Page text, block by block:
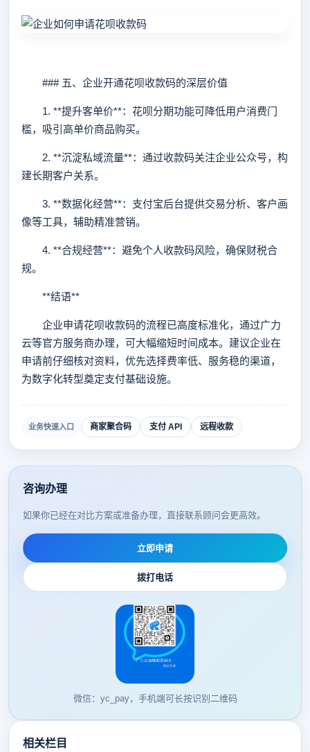
### 五、企业开通花呗收款码的深层价值
1. **提升客单价**：花呗分期功能可降低用户消费门
槛，吸引高单价商品购买。
2. **沉淀私域流量**：通过收款码关注企业公众号，构
建长期客户关系。
3. **数据化经营**：支付宝后台提供交易分析、客户画
像等工具，辅助精准营销。
4. **合规经营**：避免个人收款码风险，确保财税合
规。
**结语**
企业申请花呗收款码的流程已高度标准化，通过广力
云等官方服务商办理，可大幅缩短时间成本。建议企业在
申请前仔细核对资料，优先选择费率低、服务稳的渠道，
为数字化转型奠定支付基础设施。
业务快速入口 商家聚合码 支付 API 远程收款
咨询办理
如果你已经在对比方案或准备办理，直接联系顾问会更高效。
立即申请
拨打电话
微信：yc_pay，手机端可长按识别二维码
相关栏目